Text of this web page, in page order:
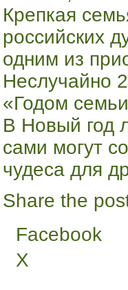
Крепкая
российских
одним из
Неслучайно
«Годом
В Новый год
сами могут
чудеса для
Share the
Facebook
X